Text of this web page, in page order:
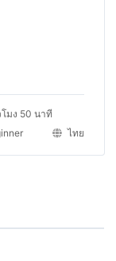
มง 50 นาที
ไทย